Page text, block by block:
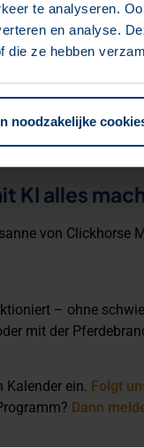
te analyseren.
en analyse.
die ze hebben
noodzakelijke
für
möchtet einen
(z.B. „mein
reagiert werden
fühlt sich an wie ein
Aber glaubt uns:
zurückkehren
KI alles
von Clickhorse
– ohne
mit der
Kalender ein. Folgt
Dann